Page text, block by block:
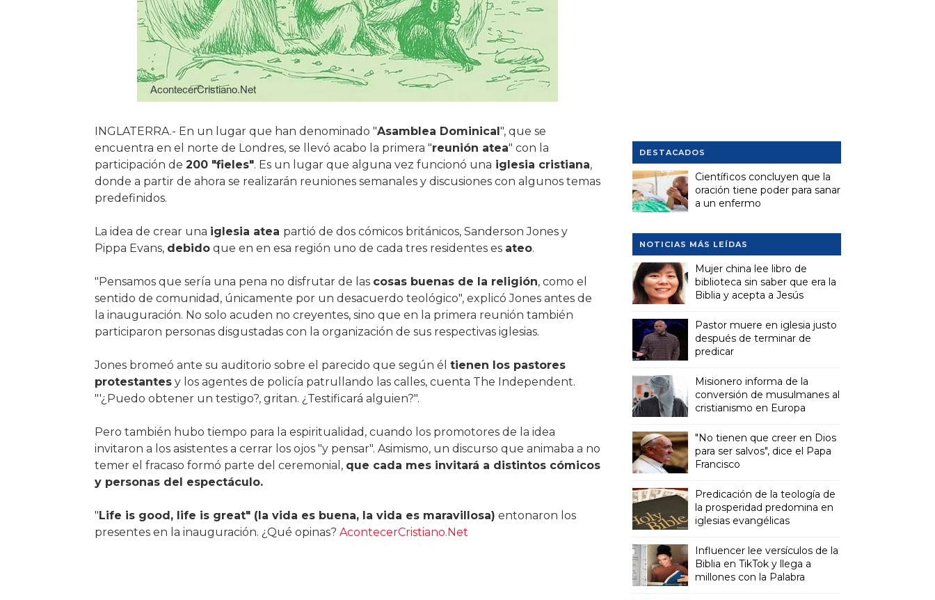
INGLATERRA.- En un lugar que han denominado "Asamblea Dominical", que se
encuentra en el norte de Londres, se llevó acabo la primera "reunión atea" con la
participación de 200 "fieles". Es un lugar que alguna vez funcionó una iglesia cristiana,
donde a partir de ahora se realizarán reuniones semanales y discusiones con algunos temas
predefinidos.
La idea de crear una iglesia atea partió de dos cómicos británicos, Sanderson Jones y
Pippa Evans, debidoque en en esa región uno de cada tres residentes es ateo.
"Pensamos que sería una pena no disfrutar de las cosas buenas de la religión, como el
sentido de comunidad, únicamente por un desacuerdo teológico", explicó Jones antes de
la inauguración. No solo acuden no creyentes, sino que en la primera reunión también
participaron personas disgustadas con la organización de sus respectivas iglesias.
Jones bromeó ante su auditorio sobre el parecido que según él tienen los pastores
protestantesy los agentes de policía patrullando las calles, cuenta The Independent.
"'¿Puedo obtener un testigo?, gritan. ¿Testificará alguien?".
Pero también hubo tiempo para la espiritualidad, cuando los promotores de la idea
invitaron a los asistentes a cerrar los ojos "y pensar". Asimismo, un discurso que animaba a no
temer el fracaso formó parte del ceremonial, que cada mes invitará a distintos cómicos
y personas del espectáculo.
"Life is good, life is great" (la vida es buena, la vida es maravillosa) entonaron los
presentes en la inauguración. ¿Qué opinas? AcontecerCristiano.Net
DESTACADOS
Científicos concluyen que la
oración tiene poder para sanar
a un enfermo
NOTICIAS MÁS LEÍDAS
Mujer china lee libro de
biblioteca sin saber que era la
Biblia y acepta a Jesús
Pastor muere en iglesia justo
después de terminar de
predicar
Misionero informa de la
conversión de musulmanes al
cristianismo en Europa
"No tienen que creer en Dios
para ser salvos", dice el Papa
Francisco
Predicación de la teología de
la prosperidad predomina en
iglesias evangélicas
Influencer lee versículos de la
Biblia en TikTok y llega a
millones con la Palabra